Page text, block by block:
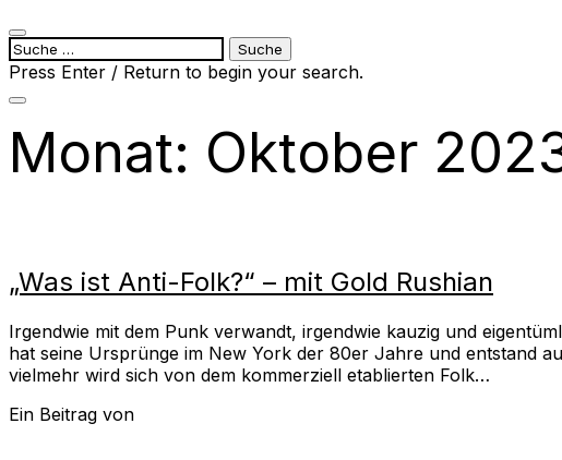
open
search
form
Suche
nach:
Press Enter / Return to begin your search.
close
form
Monat: Oktober
„Was ist Anti-Folk?“ – mit Gold Rushian
Irgendwie mit dem Punk verwandt, irgendwie kauzig und
hat seine Ursprünge im New York der 80er Jahre und entstand
vielmehr wird sich von dem kommerziell etablierten Folk…
Ein Beitrag von